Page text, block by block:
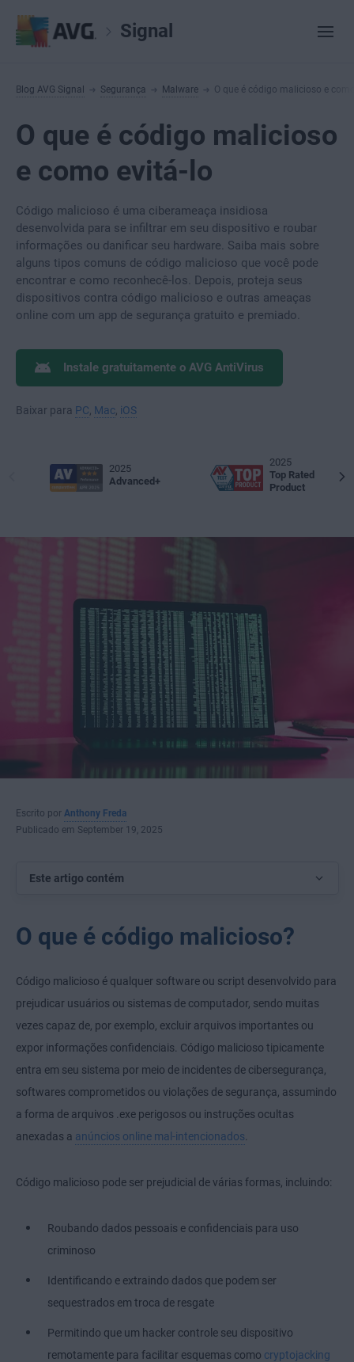
Signal
Blog AVG Signal Segurança Malware O que é código malicioso e
O que é código malicioso
e como evitá-lo
Código malicioso é uma ciberameaça insidiosa
desenvolvida para se infiltrar em seu dispositivo e roubar
informações ou danificar seu hardware. Saiba mais sobre
alguns tipos comuns de código malicioso que você pode
encontrar e como reconhecê-los. Depois, proteja seus
dispositivos contra código malicioso e outras ameaças
online com um app de segurança gratuito e premiado.
Instale gratuitamente o AVG AntiVirus
Baixar para PC Mac iOS
2025
Advanced+
2025
Top Rated
Product
Escrito por Anthony Freda
Publicado em September 19, 2025
Este artigo contém
O que é código malicioso?
Código malicioso é qualquer software ou script desenvolvido para
prejudicar usuários ou sistemas de computador, sendo muitas
vezes capaz de, por exemplo, excluir arquivos importantes ou
expor informações confidenciais. Código malicioso tipicamente
entra em seu sistema por meio de incidentes de cibersegurança,
softwares comprometidos ou violações de segurança, assumindo
a forma de arquivos .exe perigosos ou instruções ocultas
anexadas a anúncios online mal-intencionados.
Código malicioso pode ser prejudicial de várias formas, incluindo:
Roubando dados pessoais e confidenciais para uso
criminoso
Identificando e extraindo dados que podem ser
sequestrados em troca de resgate
Permitindo que um hacker controle seu dispositivo
remotamente para facilitar esquemas como cryptojacking